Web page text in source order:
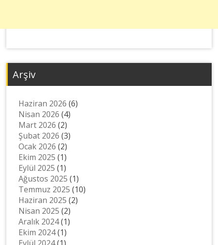
Arşiv
Haziran 2026 (6)
Nisan 2026 (4)
Mart 2026 (2)
Şubat 2026 (3)
Ocak 2026 (2)
Ekim 2025 (1)
Eylül 2025 (1)
Ağustos 2025 (1)
Temmuz 2025 (10)
Haziran 2025 (2)
Nisan 2025 (2)
Aralık 2024(1)
Ekim 2024(1)
Eylül 2024(1)